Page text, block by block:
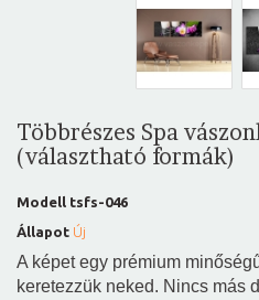
Többrészes Spa
(választható formák)
Modell tsfs-046
Állapot Új
A képet egy prémium
keretezzük neked. Nincs más